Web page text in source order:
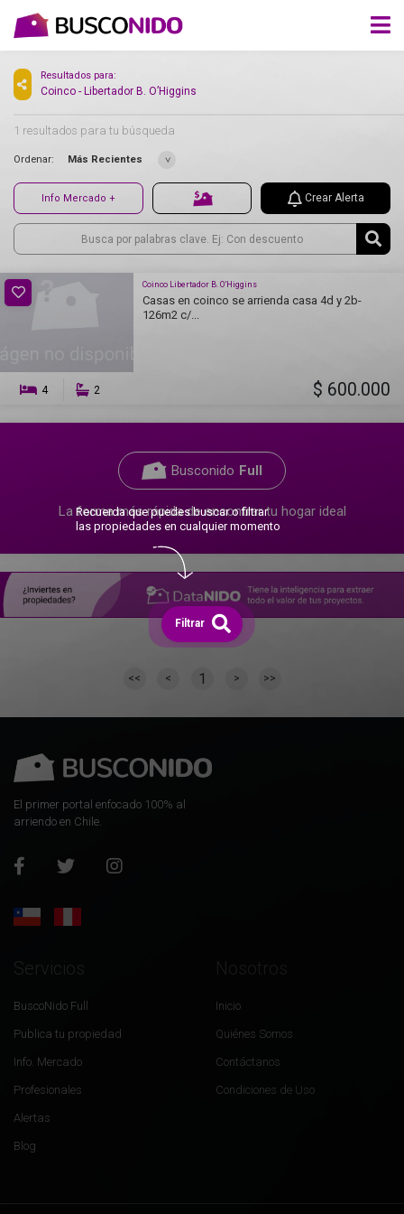
Resultados para:
Coinco - Libertador B. O’Higgins
1 resultados para tu búsqueda
Ordenar: Más Recientes
Info Mercado + Crear Alerta
Coinco Libertador B. O’Higgins
Casas en coinco se arrienda casa 4d y 2b-
126m2 c/...
4 2 $ 600.000
Busconido Full
La forma más rápida de encontrar tu hogar ideal
<< < 1 > >>
El primer portal enfocado 100% al
arriendo en Chile.
Servicios
BuscoNido Full
Publica tu propiedad
Info. Mercado
Profesionales
Alertas
Blog
Inicio
Quiénes Somos
Contáctanos
Condiciones de Uso
Recuerda que puedes buscar o filtrar
las propiedades en cualquier momento
Filtrar